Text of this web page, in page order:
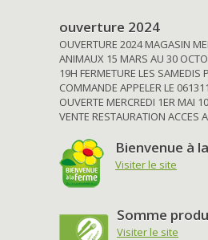
ouverture 2024
OUVERTURE 2024 MAGASIN
ANIMAUX 15 MARS AU 30
19H FERMETURE LES SAMEDIS
COMMANDE APPELER LE
OUVERTE MERCREDI 1ER MAI
VENTE RESTAURATION ACCES
Bienvenue à
Visiter le site
Somme
Visiter le site